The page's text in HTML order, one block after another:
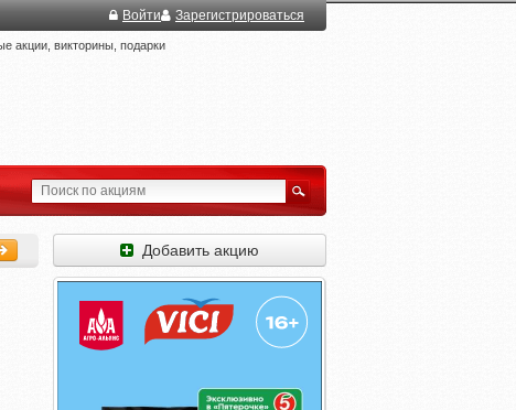
Войти Зарегистрироваться
акции, викторины, подарки
Добавить акцию